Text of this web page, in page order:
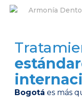
Bogotá es más